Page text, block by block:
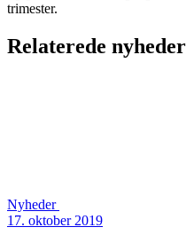
trimester.
Relaterede nyheder
Nyheder
17. oktober 2019